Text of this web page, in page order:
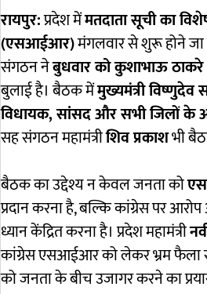
रायपुर:प्रदेश मेंमतदाता सूची का
(एसआईआर)मंगलवार से शुरू होने जा
संगठन नेबुधवार को कुशाभाऊ ठाकरे
बुलाई है। बैठक मेंमुख्यमंत्री विष्णुदेव
विधायक, सांसद और सभी जिलों के
सह संगठन महामंत्रीशिव प्रकाशभी
बैठक का उद्देश्य न केवल जनता को
प्रदान करना है, बल्कि कांग्रेस पर
ध्यान केंद्रित करना है। प्रदेश महामंत्री
कांग्रेस एसआईआर को लेकर भ्रम फैला
को जनता के बीच उजागर करने का